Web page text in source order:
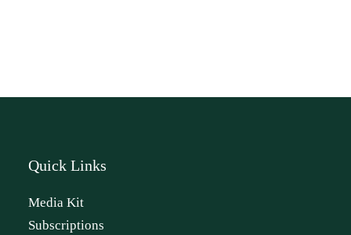
Quick Links
Media Kit
Subscriptions